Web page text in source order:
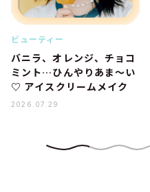
ビューティー
バニラ、オレンジ、チョコ
ミント…ひんやりあま～い
♡ アイスクリームメイク
2026.07.29